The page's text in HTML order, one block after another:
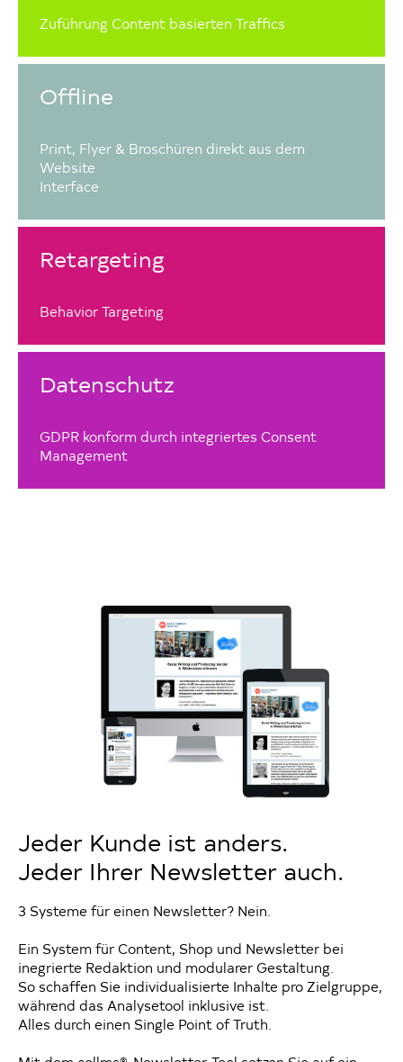
Zuführung Content basierten Traffics
Offline
Print, Flyer & Broschüren direkt aus dem
Website
Interface
Retargeting
Behavior Targeting
Datenschutz
GDPR konform durch integriertes Consent
Management
Jeder Kunde ist anders.
Jeder Ihrer Newsletter auch.
3 Systeme für einen Newsletter? Nein.
Ein System für Content, Shop und Newsletter bei
inegrierte Redaktion und modularer Gestaltung.
So schaffen Sie individualisierte Inhalte pro Zielgruppe,
während das Analysetool inklusive ist.
Alles durch einen Single Point of Truth.